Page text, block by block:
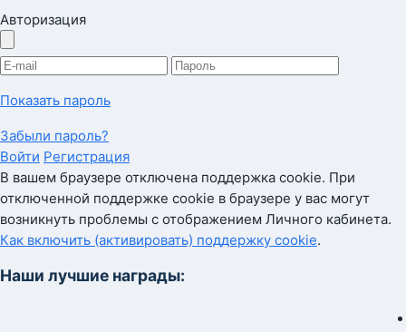
Авторизация
Показать пароль
Забыли пароль?
Войти Регистрация
В вашем браузере отключена поддержка cookie. При
отключенной поддержке cookie в браузере у вас могут
возникнуть проблемы с отображением Личного кабинета.
Как включить (активировать) поддержку cookie.
Наши лучшие награды: